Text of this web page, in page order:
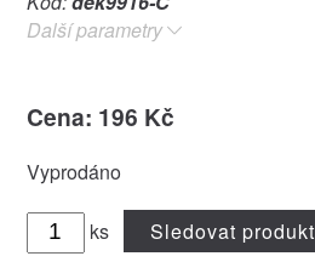
Další parametry
Cena: 196 Kč
Vyprodáno
ks Sledovat produkt